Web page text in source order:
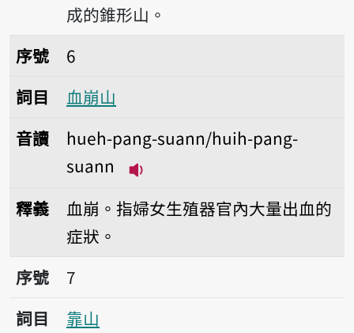
成的錐形山。
序號6血崩山
序號
6
詞目
血崩山
音讀
hueh-pang-suann/huih-pang-
suann
釋義
血崩。指婦女生殖器官內大量出血的
症狀。
序號7靠山
序號
7
詞目
靠山